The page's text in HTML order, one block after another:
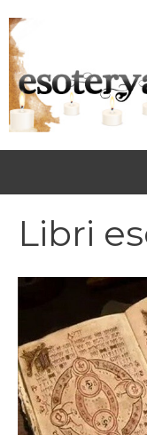
al
contenuto
Libri